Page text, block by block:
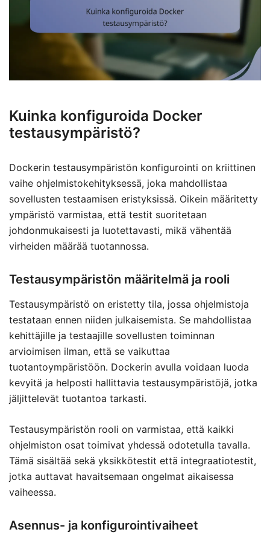
Kuinka konfiguroida Docker
testausympäristö?
Dockerin testausympäristön konfigurointi on kriittinen
vaihe ohjelmistokehityksessä, joka mahdollistaa
sovellusten testaamisen eristyksissä. Oikein määritetty
ympäristö varmistaa, että testit suoritetaan
johdonmukaisesti ja luotettavasti, mikä vähentää
virheiden määrää tuotannossa.
Testausympäristön määritelmä ja rooli
Testausympäristö on eristetty tila, jossa ohjelmistoja
testataan ennen niiden julkaisemista. Se mahdollistaa
kehittäjille ja testaajille sovellusten toiminnan
arvioimisen ilman, että se vaikuttaa
tuotantoympäristöön. Dockerin avulla voidaan luoda
kevyitä ja helposti hallittavia testausympäristöjä, jotka
jäljittelevät tuotantoa tarkasti.
Testausympäristön rooli on varmistaa, että kaikki
ohjelmiston osat toimivat yhdessä odotetulla tavalla.
Tämä sisältää sekä yksikkötestit että integraatiotestit,
jotka auttavat havaitsemaan ongelmat aikaisessa
vaiheessa.
Asennus- ja konfigurointivaiheet